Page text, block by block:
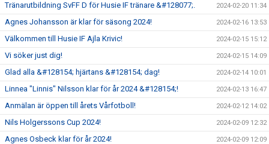
Tränarutbildning SvFF D för Husie IF tränare &#128077;. 2024-02-20 11:34
Agnes Johansson är klar för säsong 2024! 2024-02-16 13:53
Välkommen till Husie IF Ajla Krivic! 2024-02-15 15:12
Vi söker just dig! 2024-02-15 14:09
Glad alla &#128154; hjärtans &#128154; dag! 2024-02-14 10:01
Linnea "Linnis" Nilsson klar för år 2024 &#128154;! 2024-02-13 16:47
Anmälan är öppen till årets Vårfotboll! 2024-02-12 14:02
Nils Holgerssons Cup 2024! 2024-02-09 12:32
Agnes Osbeck klar för år 2024! 2024-02-09 12:09